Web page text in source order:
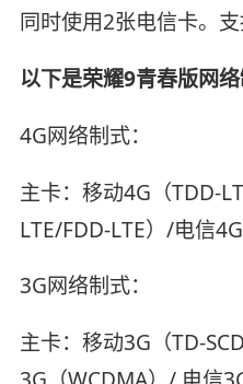
同时使用2张电信卡。支
以下是荣耀9青春版网络
4G网络制式：
主卡：移动4G（TDD-
LTE/FDD-LTE）/电信
3G网络制式：
主卡：移动3G（TD-